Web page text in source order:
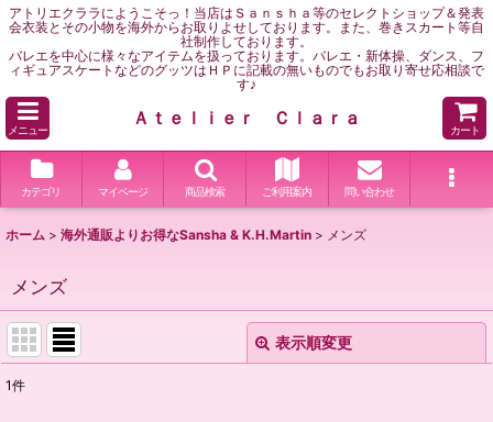
アトリエクララにようこそっ！当店はＳａｎｓｈａ等のセレクトショップ＆発表
会衣装とその小物を海外からお取りよせしております。また、巻きスカート等自
社制作しております。
バレエを中心に様々なアイテムを扱っております。バレエ・新体操、ダンス、フ
ィギュアスケートなどのグッツはＨＰに記載の無いものでもお取り寄せ応相談で
す♪
メニュー
Ａｔｅｌｉｅｒ Ｃｌａｒａ
カート
カテゴリ マイページ 商品検索 ご利用案内 問い合わせ
ホーム > 海外通販よりお得なSansha & K.H.Martin > メンズ
メンズ
表示順変更
1件